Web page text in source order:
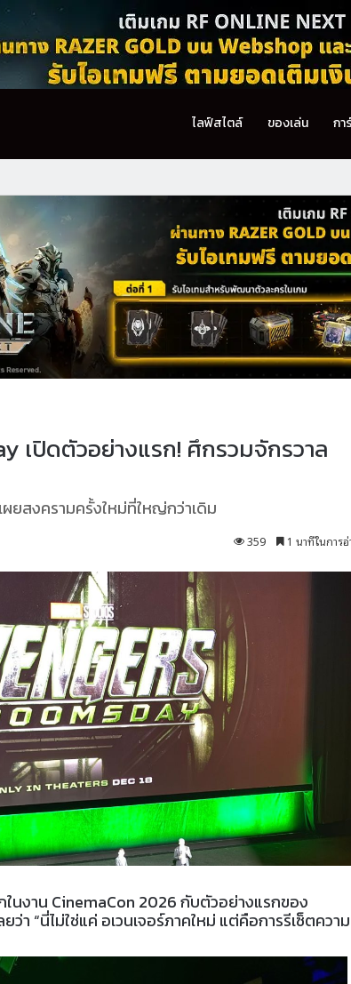
ไลฟ์สไตล์ ของเล่น กา
เปิดตัวอย่างแรก! ศึกรวมจักรวาล
ยสงครามครั้งใหม่ที่ใหญ่กว่าเดิม
359 1 นาทีในการ
นงาน CinemaCon 2026 กับตัวอย่างแรกของ
ว่า “นี่ไม่ใช่แค่ อเวนเจอร์ภาคใหม่ แต่คือการรีเซ็ตความ